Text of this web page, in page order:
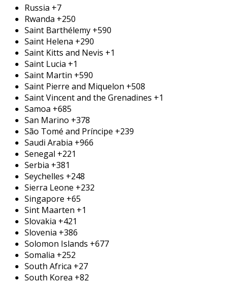
Russia +7
Rwanda +250
Saint Barthélemy +590
Saint Helena +290
Saint Kitts and Nevis +1
Saint Lucia +1
Saint Martin +590
Saint Pierre and Miquelon +508
Saint Vincent and the Grenadines +1
Samoa +685
San Marino +378
São Tomé and Príncipe +239
Saudi Arabia +966
Senegal +221
Serbia +381
Seychelles +248
Sierra Leone +232
Singapore +65
Sint Maarten +1
Slovakia +421
Slovenia +386
Solomon Islands +677
Somalia +252
South Africa +27
South Korea +82